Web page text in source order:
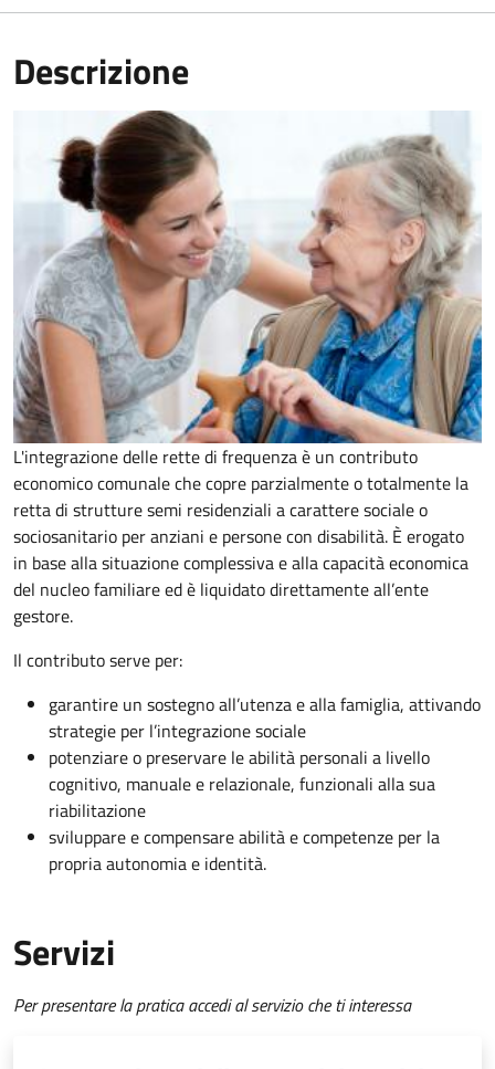
Descrizione
L'integrazione delle rette di frequenza è un contributo
economico comunale che copre parzialmente o totalmente la
retta di strutture semi residenziali a carattere sociale o
sociosanitario per anziani e persone con disabilità. È erogato
in base alla situazione complessiva e alla capacità economica
del nucleo familiare ed è liquidato direttamente all’ente
gestore.
Il contributo serve per:
garantire un sostegno all’utenza e alla famiglia, attivando
strategie per l’integrazione sociale
potenziare o preservare le abilità personali a livello
cognitivo, manuale e relazionale, funzionali alla sua
riabilitazione
sviluppare e compensare abilità e competenze per la
propria autonomia e identità.
Servizi
Per presentare la pratica accedi al servizio che ti interessa